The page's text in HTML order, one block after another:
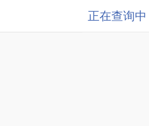
正在查询中